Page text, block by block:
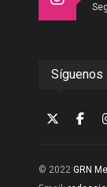
Síguenos
© 2022 GRN